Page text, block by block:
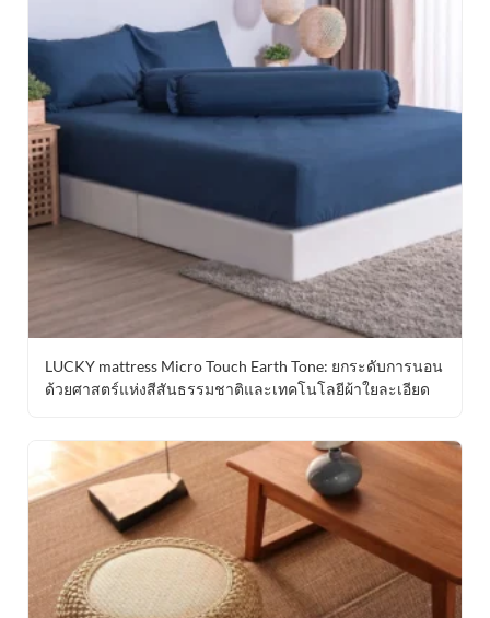
LUCKY mattress Micro Touch Earth Tone: ยกระดับการนอน
ด้วยศาสตร์แห่งสีสันธรรมชาติและเทคโนโลยีผ้าใยละเอียด